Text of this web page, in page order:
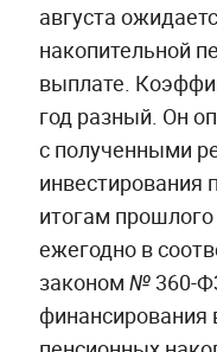
августа
накопительной
выплате.
год разный. Он
с полученными
инвестирования
итогам
ежегодно в
законом № 360-
финансирования